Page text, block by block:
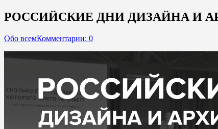
РОССИЙСКИЕ ДНИ ДИЗАЙНА И
Обо всемКомментарии: 0